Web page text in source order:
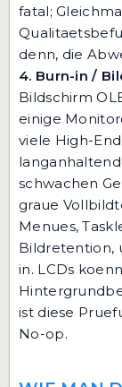
fatal;
denn, die
4. Burn-in /
Bildschirm
einige
viele High-
schwachen
graue
Menues,
Bildretention,
in. LCDs
ist diese
No-op.